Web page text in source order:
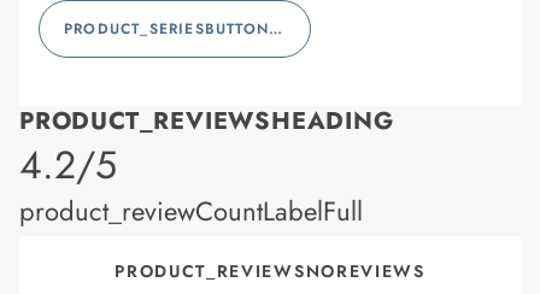
PRODUCT_SERIESBUTTONLABEL
PRODUCT_REVIEWSHEADING
product_rating
4.2/5
product_reviewCountLabelFull
PRODUCT_REVIEWSNOREVIEWS